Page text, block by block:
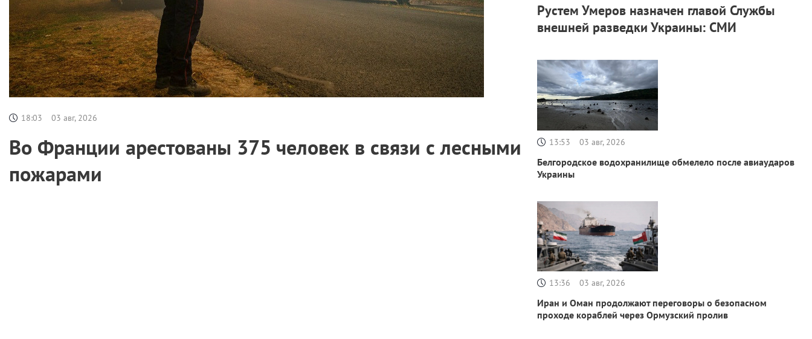
18:03 03 авг, 2026
Во Франции арестованы 375 человек в связи с лесными
пожарами
Рустем Умеров назначен главой Службы
внешней разведки Украины: СМИ
13:53 03 авг, 2026
Белгородское водохранилище обмелело после авиаударов
Украины
13:36 03 авг, 2026
Иран и Оман продолжают переговоры о безопасном
проходе кораблей через Ормузский пролив